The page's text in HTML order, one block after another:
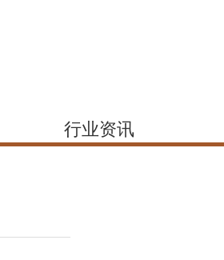
行业资讯